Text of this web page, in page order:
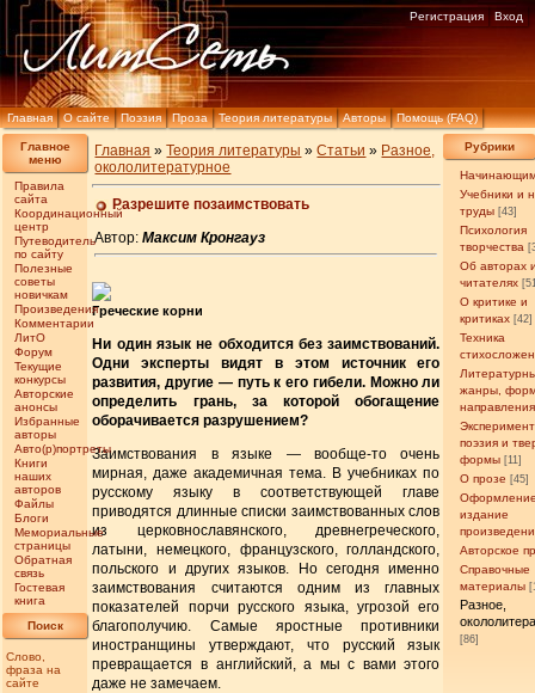
Главная О сайте Поэзия Проза Теория литературы Авторы Помощь (FAQ)
Регистрация Вход
Главное
меню
Правила
сайта
Координационный
центр
Путеводитель
по сайту
Полезные
советы
новичкам
Произведения
Комментарии
ЛитО
Форум
Текущие
конкурсы
Авторские
анонсы
Избранные
авторы
Авто(р)портреты
Книги
наших
авторов
Файлы
Блоги
Мемориальные
страницы
Обратная
связь
Гостевая
книга
Поиск
Слово,
фраза на
сайте
Рубрики
Учебники и
труды [43]
Психология
творчества
Об авторах
читателях
О критике и
критиках [42]
Техника
жанры,
направления
поэзия и
формы [11]
О прозе [45]
издание
Авторское
Справочные
материалы
Разное,
[86]
Главная »Теория литературы »Статьи » Разное,
окололитературное
Разрешите позаимствовать
Автор:Максим Кронгауз
Греческие корни
Ни один язык не обходится без заимствований.
Одни эксперты видят в этом источник его
развития, другие — путь к его гибели. Можно ли
определить грань, за которой обогащение
оборачивается разрушением?
Заимствования в языке — вообще-то очень
мирная, даже академичная тема. В учебниках по
русскому языку в соответствующей главе
приводятся длинные списки заимствованных слов
из церковнославянского, древнегреческого,
латыни, немецкого, французского, голландского,
польского и других языков. Но сегодня именно
заимствования считаются одним из главных
показателей порчи русского языка, угрозой его
благополучию. Самые яростные противники
иностранщины утверждают, что русский язык
превращается в английский, а мы с вами этого
даже не замечаем.